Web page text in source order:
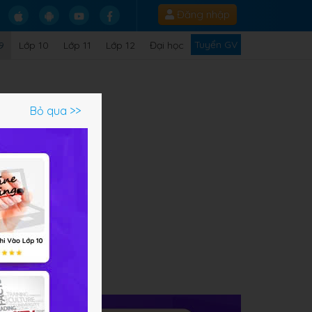
Đăng nhập
Lớp 10 Lớp 11 Lớp 12 Đại học Tuyển GV
Bỏ qua >>